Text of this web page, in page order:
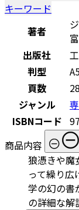
キーワード
著者
出版社
判型
頁数
ジャンル
ISBNコード
商品内容
狼憑きや魔
って繰り
学の幻の書
の詳細な解